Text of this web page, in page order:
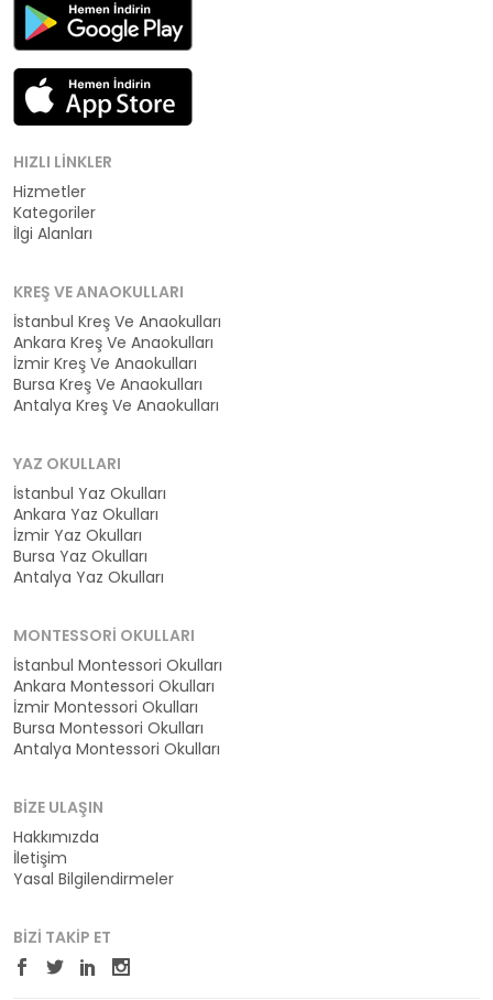
HIZLI LINKLER
Hizmetler
Kategoriler
İlgi Alanları
KREŞ VE ANAOKULLARI
İstanbul Kreş Ve Anaokulları
Ankara Kreş Ve Anaokulları
İzmir Kreş Ve Anaokulları
Bursa Kreş Ve Anaokulları
Antalya Kreş Ve Anaokulları
YAZ OKULLARI
İstanbul Yaz Okulları
Ankara Yaz Okulları
İzmir Yaz Okulları
Bursa Yaz Okulları
Antalya Yaz Okulları
MONTESSORI OKULLARI
İstanbul Montessori Okulları
Ankara Montessori Okulları
İzmir Montessori Okulları
Bursa Montessori Okulları
Antalya Montessori Okulları
BIZE ULAŞIN
Hakkımızda
İletişim
Yasal Bilgilendirmeler
BIZI TAKIP ET